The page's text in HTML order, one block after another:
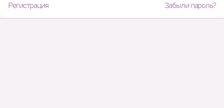
Регистрация Забыли пароль?